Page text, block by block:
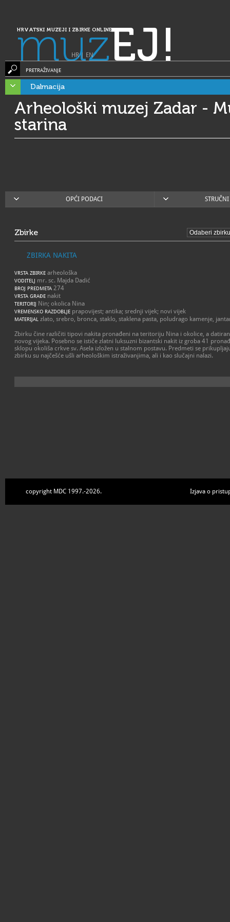
HRVATSKI MUZEJI I ZBIRKE ONLINE
muzEJ!
HR| EN
PRETRAŽIVANJE
Dalmacija
Arheološki muzej Zadar -
starina
OPĆI PODACI
Zbirke
ZBIRKA NAKITA
VRSTA ZBIRKE arheološka
VODITELJ mr. sc. Majda Dadić
BROJ PREDMETA 274
VRSTA GRAĐE nakit
TERITORIJ Nin; okolica Nina
VREMENSKO RAZDOBLJE prapovijest; antika; srednji vijek; novi vijek
MATERIJAL zlato, srebro, bronca, staklo, staklena pasta, poludrago kamenje,
Zbirku čine različiti tipovi nakita pronađeni na teritoriju Nina i okolice, a
novog vijeka. Posebno se ističe zlatni luksuzni bizantski nakit iz groba 41
sklopu okoliša crkve sv. Asela izložen u stalnom postavu. Predmeti se
zbirku su najčešće ušli arheološkim istraživanjima, ali i kao slučajni nalazi.
copyright MDC 1997.-2026. Izjava o